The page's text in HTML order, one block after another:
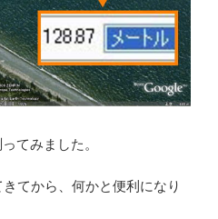
てみました。
てから、何かと便利になり